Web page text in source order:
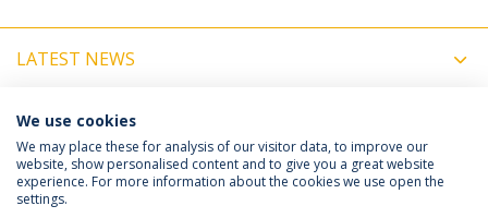
LATEST NEWS
UPCOMING EVENTS
Política de Privacidade
Termos e Condições
We use cookies
We may place these for analysis of our visitor data, to improve our
website, show personalised content and to give you a great website
experience. For more information about the cookies we use open the
settings.